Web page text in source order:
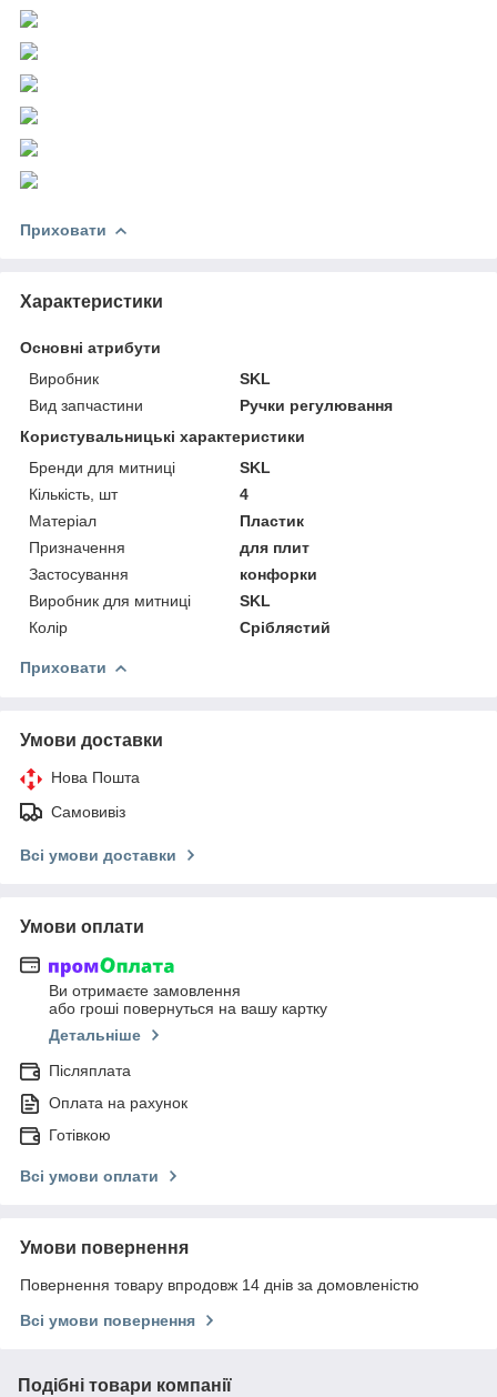
Приховати
Характеристики
Основні атрибути
Виробник
SKL
Вид запчастини
Ручки регулювання
Користувальницькі характеристики
Бренди для митниці
SKL
Кількість, шт
4
Матеріал
Пластик
Призначення
для плит
Застосування
конфорки
Виробник для митниці
SKL
Колір
Сріблястий
Приховати
Умови доставки
Нова Пошта
Самовивіз
Всі умови доставки
Умови оплати
Ви отримаєте замовлення
або гроші повернуться на вашу картку
Детальніше
Післяплата
Оплата на рахунок
Готівкою
Всі умови оплати
Умови повернення
Повернення товару впродовж 14 днів за домовленістю
Всі умови повернення
Подібні товари компанії